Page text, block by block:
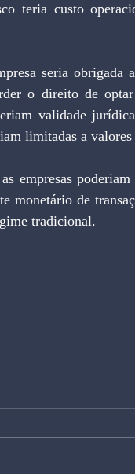
teria custo
o direito de
validade
limitadas a
monetário de
tradicional.